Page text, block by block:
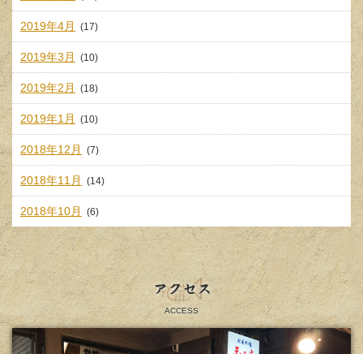
2019年4月 (17)
2019年3月 (10)
2019年2月 (18)
2019年1月 (10)
2018年12月 (7)
2018年11月 (14)
2018年10月 (6)
アクセス
ACCESS